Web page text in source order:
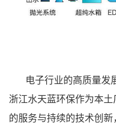
电子行业的高质量发
浙江水天蓝环保作为本
的服务与持续的技术创新